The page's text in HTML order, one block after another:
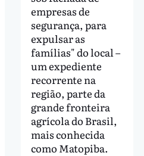
empresas de
segurança, para
expulsar as
famílias" do local –
um expediente
recorrente na
região, parte da
grande fronteira
agrícola do Brasil,
mais conhecida
como Matopiba.